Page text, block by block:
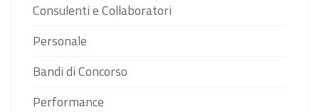
Consulenti e Collaboratori
Personale
Bandi di Concorso
Performance